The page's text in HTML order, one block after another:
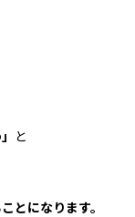
と
とになります。